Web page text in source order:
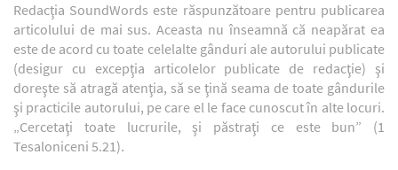
Redacţia SoundWords este răspunzătoare pentru publicarea
articolului de mai sus. Aceasta nu înseamnă că neapărat ea
este de acord cu toate celelalte gânduri ale autorului publicate
(desigur cu excepţia articolelor publicate de redacţie) şi
doreşte să atragă atenţia, să se ţină seama de toate gândurile
şi practicile autorului, pe care el le face cunoscut în alte locuri.
„Cercetaţi toate lucrurile, şi păstraţi ce este bun” (1
Tesaloniceni 5.21).